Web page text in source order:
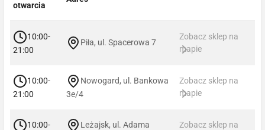
otwarcia
10:00-
21:00
Piła, ul. Spacerowa 7
Zobacz sklep na
mapie
10:00-
21:00
Nowogard, ul. Bankowa
3e/4
Zobacz sklep na
mapie
10:00- Leżajsk, ul. Adama Zobacz sklep na